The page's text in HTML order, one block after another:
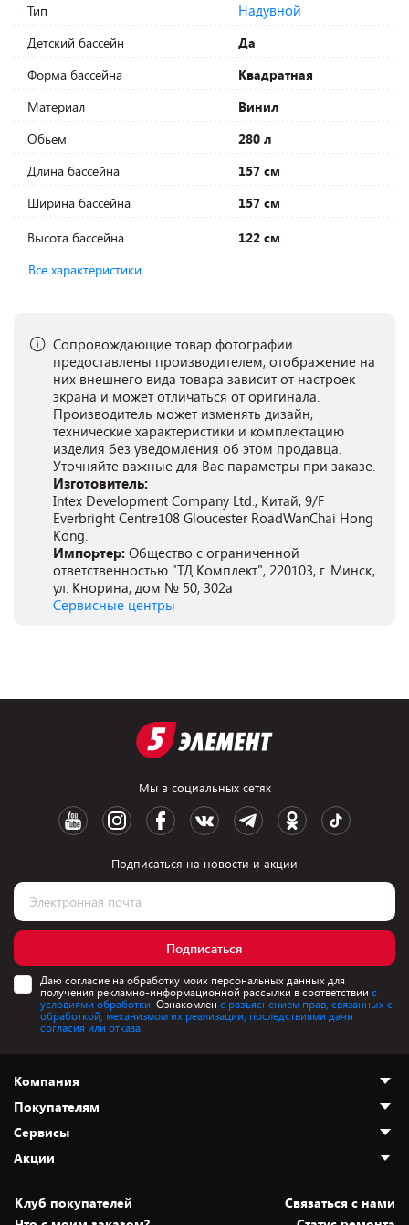
Тип
Надувной
Детский бассейн
Да
Форма бассейна
Квадратная
Материал
Винил
Обьем
280 л
Длина бассейна
157 см
Ширина бассейна
157 см
Высота бассейна
122 см
Все характеристики
Сопровождающие товар фотографии
предоставлены производителем, отображение на
них внешнего вида товара зависит от настроек
экрана и может отличаться от оригинала.
Производитель может изменять дизайн,
технические характеристики и комплектацию
изделия без уведомления об этом продавца.
Уточняйте важные для Вас параметры при заказе.
Изготовитель:
Intex Development Company Ltd., Китай, 9/F
Everbright Centre108 Gloucester RoadWanChai Hong
Kong.
Импортер: Общество с ограниченной
ответственностью "ТД Комплект", 220103, г. Минск,
ул. Кнорина, дом № 50, 302а
Сервисные центры
Мы в социальных сетях
Подписаться на новости и акции
Подписаться
Даю согласие на обработку моих персональных данных для
получения рекламно-информационной рассылки в соответствии с
условиями обработки. Ознакомлен с разъяснением прав, связанных с
обработкой, механизмом их реализации, последствиями дачи
согласия или отказа.
Компания
О нас
Адреса магазинов
Новости
Статьи и обзоры
Вакансии
Покупателям
Как сделать заказ
Оплата и доставка
Безналичный расчёт
Обмен и возврат товара
Сервисы
Установка техники
Для игровых консолей
Акции
Скидки и промокоды
Белорусские товары
Клуб покупателей
Cвязаться с нами